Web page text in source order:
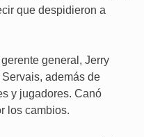
que despidieron a
general, Jerry
además de
y jugadores. Canó
los cambios.